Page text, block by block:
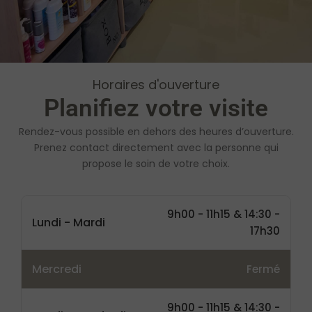
Horaires d'ouverture
Planifiez votre visite
Rendez-vous possible en dehors des heures d’ouverture.
Prenez contact directement avec la personne qui
propose le soin de votre choix.
Lundi - Mardi
9h00 - 11h15 & 14:30 -
17h30
Mercredi Fermé
9h00 - 11h15 & 14:30 -